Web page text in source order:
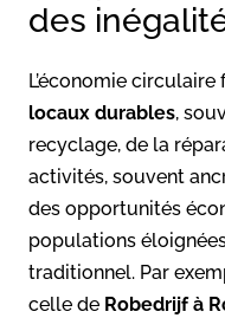
des
L’économie circulaire
locaux durables,
recyclage, de la
activités, souvent
des opportunités
populations
traditionnel. Par
celle de Robedrijf à